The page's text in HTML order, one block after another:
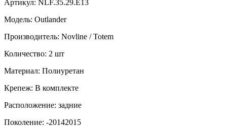
Артикул: NLF.35.29.E13
Модель: Outlander
Производитель: Novline / Totem
Количество: 2 шт
Материал: Полиуретан
Крепеж: В комплекте
Расположение: задние
Поколение: -20142015